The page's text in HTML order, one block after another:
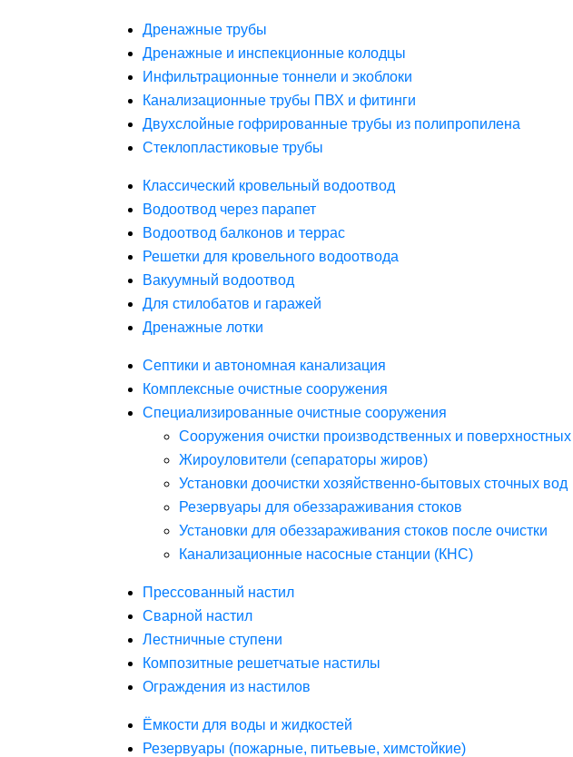
Дренажные трубы
Дренажные и инспекционные колодцы
Инфильтрационные тоннели и экоблоки
Канализационные трубы ПВХ и фитинги
Двухслойные гофрированные трубы из полипропилена
Стеклопластиковые трубы
Классический кровельный водоотвод
Водоотвод через парапет
Водоотвод балконов и террас
Решетки для кровельного водоотвода
Вакуумный водоотвод
Для стилобатов и гаражей
Дренажные лотки
Септики и автономная канализация
Комплексные очистные сооружения
Специализированные очистные сооружения
Сооружения очистки производственных и
Жироуловители (сепараторы жиров)
Установки доочистки хозяйственно-бытовых сточных вод
Резервуары для обеззараживания стоков
Установки для обеззараживания стоков после очистки
Канализационные насосные станции (КНС)
Прессованный настил
Сварной настил
Лестничные ступени
Композитные решетчатые настилы
Ограждения из настилов
Ёмкости для воды и жидкостей
Резервуары (пожарные, питьевые, химстойкие)